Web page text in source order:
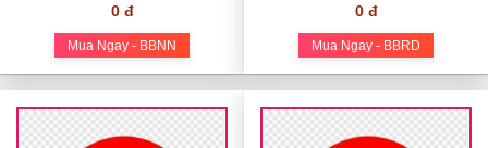
0 đ
Mua Ngay - BBNN
0 đ
Mua Ngay - BBRD